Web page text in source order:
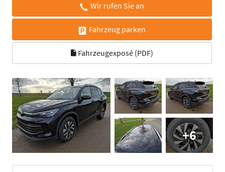
Wir rufen Sie an
Fahrzeug parken
Fahrzeugexposé (PDF)
+6